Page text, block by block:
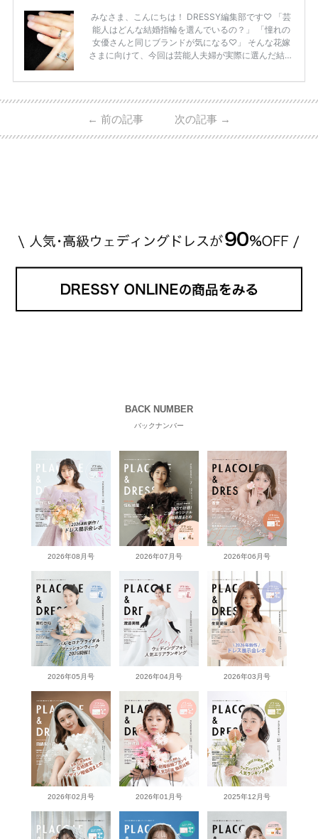
みなさま、こんにちは！ DRESSY編集部です♡ 「芸
能人はどんな結婚指輪を選んでいるの？」 「憧れの
女優さんと同じブランドが気になる♡」 そんな花嫁
さまに向けて、今回は芸能人夫婦が実際に選んだ結婚
ーウィンストンやカルティエ、ティファニーなど世界
日本で人気のブランドまで幅広くご紹介。 さらに、
・愛用している芸能人夫婦 ・リングの特徴や魅力 ・
← 前の記事 次の記事 →
BACK NUMBER
バックナンバー
2026年08月号 2026年07月号 2026年06月号
2026年05月号 2026年04月号 2026年03月号
2026年02月号 2026年01月号 2025年12月号